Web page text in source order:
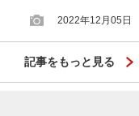
2022年12月05日
記事をもっと見る